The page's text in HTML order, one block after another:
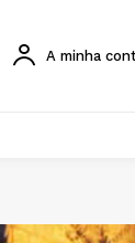
A minha